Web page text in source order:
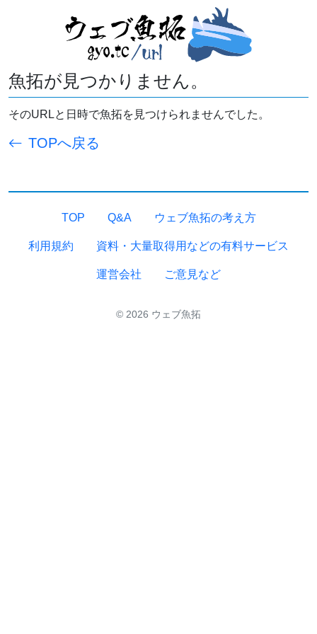
魚拓が見つかりません。
そのURLと日時で魚拓を見つけられませんでした。
TOPへ戻る
TOP Q&A ウェブ魚拓の考え方
利用規約 資料・大量取得用などの有料サービス
運営会社 ご意見など
© 2026 ウェブ魚拓